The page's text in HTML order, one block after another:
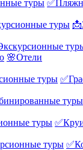
туры
туры
🌸Отели
туры
туры
туры
туры